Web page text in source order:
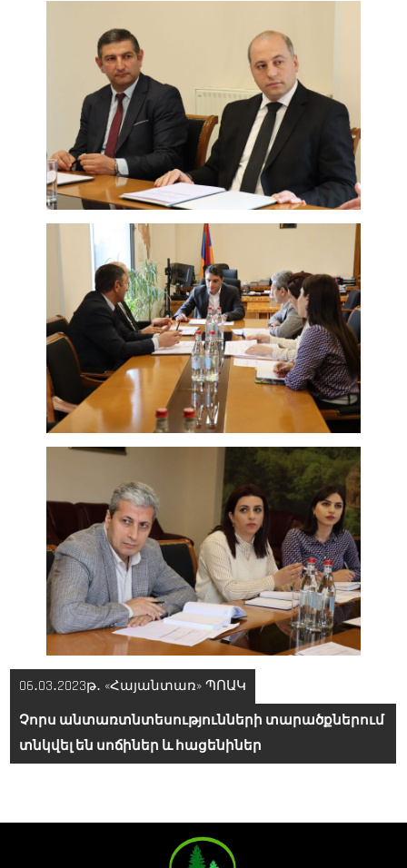
Գրառումների
նավարկումը
06․03․2023թ․ «Հայանտառ» ՊՈԱԿ
Չորս անտառտնտեսությունների տարածքներում
տնկվել են սոճիներ և հացենիներ